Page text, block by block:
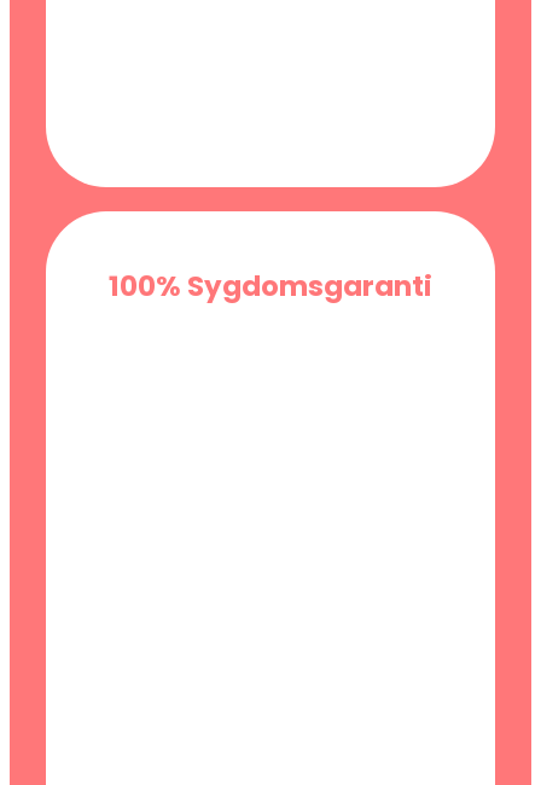
100% Sygdomsgaranti